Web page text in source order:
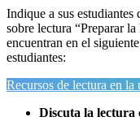
Indique a sus estudiantes
sobre lectura “Preparar
encuentran en el
estudiantes:
Recursos de lectura en la
Discuta la lectura